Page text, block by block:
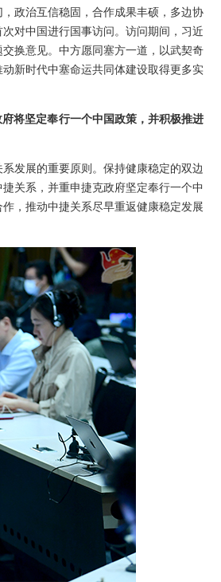
政治互信稳固，合作成果丰硕，多边协
对中国进行国事访问。访问期间，习近
换意见。中方愿同塞方一道，以武契奇
新时代中塞命运共同体建设取得更多实
将坚定奉行一个中国政策，并积极推进
发展的重要原则。保持健康稳定的双边
关系，并重申捷克政府坚定奉行一个中
，推动中捷关系尽早重返健康稳定发展